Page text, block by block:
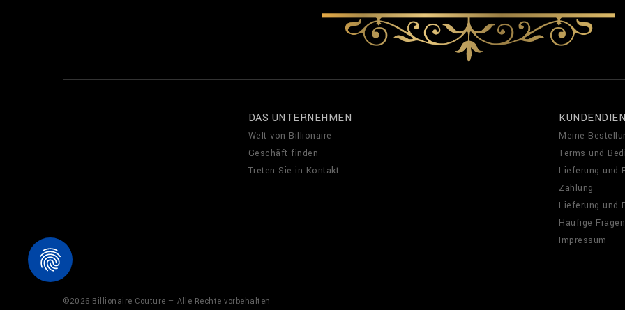
DAS UNTERNEHMEN
Welt von Billionaire
Geschäft finden
Treten Sie in Kontakt
Meine
Terms und
Lieferung und
Zahlung
Lieferung und
Häufige Fragen
Impressum
©2026 Billionaire Couture — Alle Rechte vorbehalten